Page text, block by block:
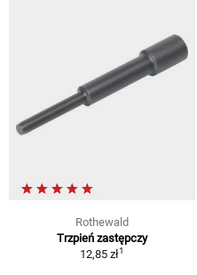
Rothewald
Trzpień zastępczy
12,85 zł1